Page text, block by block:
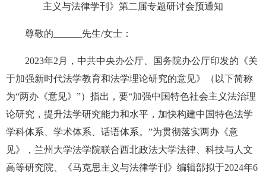
主义与法律学刊》 第二届专题研讨会预通知
尊敬的______先生/女士：
2023年2月，中共中央办公厅、国务院办公厅印发的《关
于加强新时代法学教育和法学理论研究的意见》（以下简称
为“两办《意见》”）指出，要“加强中国特色社会主义法治理
论研究，提升法学研究能力和水平，加快构建中国特色法学
学科体系、学术体系、话语体系。”为贯彻落实两办《意
见》，兰州大学法学院联合西北政法大学法律、科技与人文
高等研究院、《马克思主义与法律学刊》编辑部拟于2024年6